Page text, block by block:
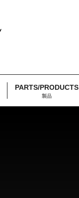
PARTS/PRODUCTS
製品